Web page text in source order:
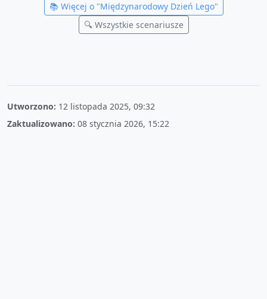
📚 Więcej o "Międzynarodowy Dzień Lego"
🔍 Wszystkie scenariusze
Utworzono: 12 listopada 2025, 09:32
Zaktualizowano: 08 stycznia 2026, 15:22